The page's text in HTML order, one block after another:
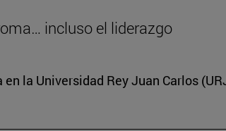
incluso el liderazgo
la Universidad Rey Juan Carlos